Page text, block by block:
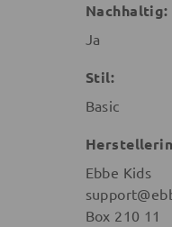
Nachhaltig:
Ja
Stil:
Basic
Ebbe Kids
Box 210 11